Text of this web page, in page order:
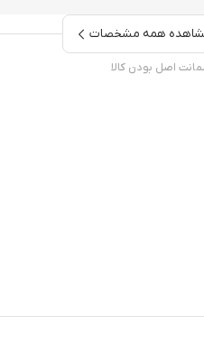
همه مشخصات
اصل بودن کالا